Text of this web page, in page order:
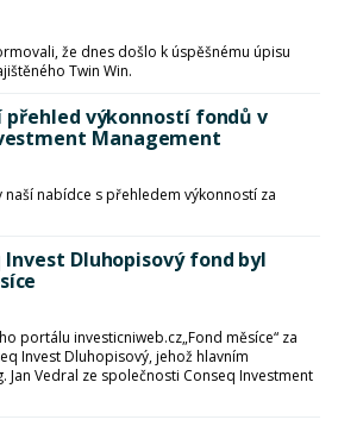
že dnes došlo k úspěšnému úpisu
Twin Win.
přehled výkonností fondů v
Management
nabídce s přehledem výkonností za
Invest Dluhopisový fond byl
portálu investicniweb.cz„Fond měsíce“ za
Invest Dluhopisový, jehož hlavním
Vedral ze společnosti Conseq Investment